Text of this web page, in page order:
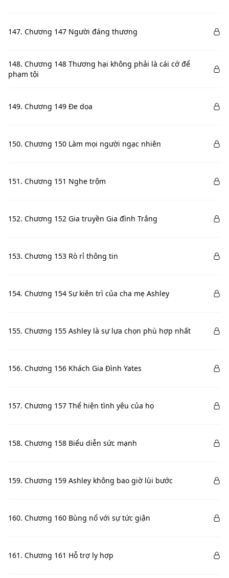
147. Chương 147 Người đáng thương
148. Chương 148 Thương hại không phải là cái cớ để
phạm tội
149. Chương 149 Đe dọa
150. Chương 150 Làm mọi người ngạc nhiên
151. Chương 151 Nghe trộm
152. Chương 152 Gia truyền Gia đình Trắng
153. Chương 153 Rò rỉ thông tin
154. Chương 154 Sự kiên trì của cha mẹ Ashley
155. Chương 155 Ashley là sự lựa chọn phù hợp nhất
156. Chương 156 Khách Gia Đình Yates
157. Chương 157 Thể hiện tình yêu của họ
158. Chương 158 Biểu diễn sức mạnh
159. Chương 159 Ashley không bao giờ lùi bước
160. Chương 160 Bùng nổ với sự tức giận
161. Chương 161 Hỗ trợ ly hợp